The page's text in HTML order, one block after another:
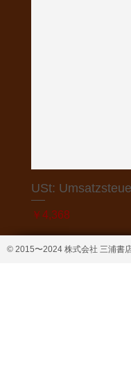
USt:
価格
￥4,368
© 2015〜2024 株式会社 三浦書